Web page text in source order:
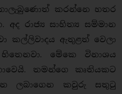
කරන්නෙ හතර
රාජ්‍ය සාහිත්‍ය සම්මාන
කල්ලිවාදය ඇතුළත් වෙලා
මේකෙ විනාශය
තමන්ගෙ කෘතියකට
ලබාගෙන කවුරු සතුටු